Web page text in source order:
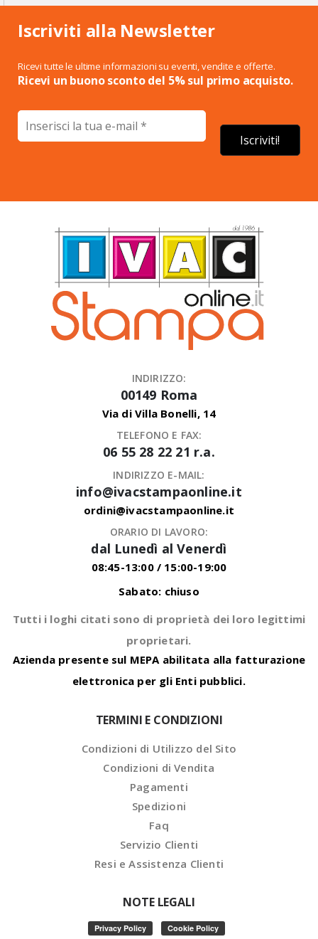
Iscriviti alla Newsletter
Ricevi tutte le ultime informazioni su eventi, vendite e offerte.
Ricevi un buono sconto del 5% sul primo acquisto.
INDIRIZZO:
00149 Roma
Via di Villa Bonelli, 14
TELEFONO E FAX:
06 55 28 22 21 r.a.
INDIRIZZO E-MAIL:
info@ivacstampaonline.it
ordini@ivacstampaonline.it
ORARIO DI LAVORO:
dal Lunedì al Venerdì
08:45-13:00 / 15:00-19:00
Sabato: chiuso
Tutti i loghi citati sono di proprietà dei loro legittimi
proprietari.
Azienda presente sul MEPA abilitata alla fatturazione
elettronica per gli Enti pubblici.
TERMINI E CONDIZIONI
Condizioni di Utilizzo del Sito
Condizioni di Vendita
Pagamenti
Spedizioni
Faq
Servizio Clienti
Resi e Assistenza Clienti
NOTE LEGALI